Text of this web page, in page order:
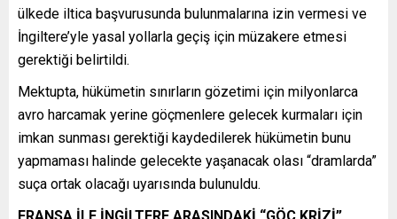
ülkede iltica başvurusunda bulunmalarına izin vermesi ve
İngiltere’yle yasal yollarla geçiş için müzakere etmesi
gerektiği belirtildi.
Mektupta, hükümetin sınırların gözetimi için milyonlarca
avro harcamak yerine göçmenlere gelecek kurmaları için
imkan sunması gerektiği kaydedilerek hükümetin bunu
yapmaması halinde gelecekte yaşanacak olası “dramlarda”
suça ortak olacağı uyarısında bulunuldu.
FRANSA İLE İNGİLTERE ARASINDAKİ “GÖÇ KRİZİ”